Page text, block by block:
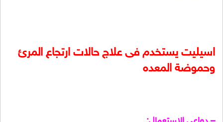
اسيليت يستخدم فى علاج حالات ارتجاع المرئ
وحموضة المعده